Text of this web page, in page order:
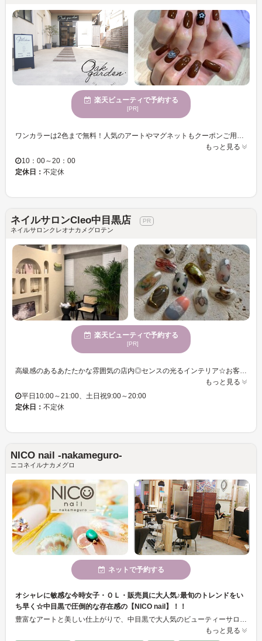
楽天ビューティで予約する
[PR]
ワンカラーは2色まで無料！人気のアートやマグネットもクーポンご用意しております☆カラーやデザインのご要望やご相談ぜひ聞かせてください！ ―――――――――――――――――――――――――――――――――――― OAK中目黒店では《美容室併設サロン》です！ネイルだけのご予約はもちろん、ヘアメンテナンスとの同時施術も大歓迎☆日常の空いた時間やお休みの日を有効活用しませんか？ お問い合わせはお気軽に店舗までお電話ください♪
もっと見る
10：00～20：00
定休日： 不定休
ネイルサロンCleo中目黒店
ネイルサロンクレオナカメグロテン
楽天ビューティで予約する
[PR]
もっと見る
平日10:00～21:00、土日祝9:00～20:00
定休日： 不定休
NICO nail -nakameguro-
ニコネイルナカメグロ
ネットで予約する
オシャレに敏感な今時女子・ＯＬ・販売員に大人気♪最旬のトレンドをい
ち早く☆中目黒で圧倒的な存在感の【NICO nail】！！
もっと見る